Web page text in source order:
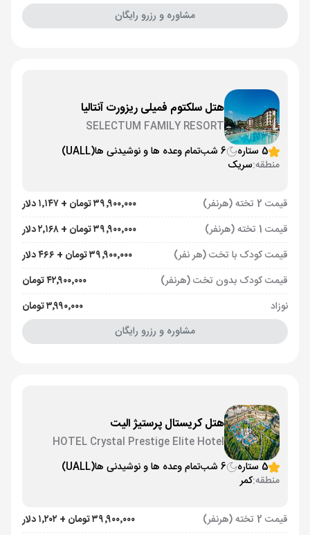
مشاوره و رزرو رایگان
هتل سلکتوم فمیلی ریزورت آنتالیا
SELECTUM FAMILY RESORT
5 ستاره
6 شب تمام وعده ها و نوشیدنی ها(UALL)
منطقه:سریک
قیمت 2 تخته (هرنفر)
۳۹٬۹۰۰٬۰۰۰ تومان + ۱٬۱۴۷ دلار
قیمت 1 تخته (هرنفر)
۳۹٬۹۰۰٬۰۰۰ تومان + ۲٬۱۶۸ دلار
قیمت کودک با تخت (هر نفر)
۳۹٬۹۰۰٬۰۰۰ تومان + ۴۶۶ دلار
قیمت کودک بدون تخت (هرنفر)
۴۲٬۹۰۰٬۰۰۰ تومان
نوزاد
۳٬۹۹۰٬۰۰۰ تومان
مشاوره و رزرو رایگان
هتل کریستال پرستیژ الیت
HOTEL Crystal Prestige Elite Hotel
5 ستاره
6 شب تمام وعده ها و نوشیدنی ها(UALL)
منطقه:کمر
قیمت 2 تخته (هرنفر)
۳۹٬۹۰۰٬۰۰۰ تومان + ۱٬۲۰۲ دلار